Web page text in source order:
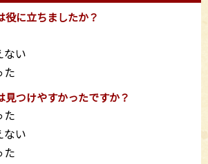
役に立ちましたか？
ない
た
見つけやすかったですか？
た
ない
た